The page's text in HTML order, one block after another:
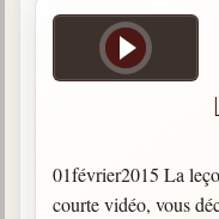
01février2015 La
courte vidéo, vous